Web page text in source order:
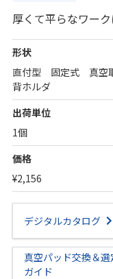
厚くて平らなワー
形状
直付型 固定式 真空
背ホルダ
出荷単位
1個
価格
¥2,156
デジタルカタログ
真空パッド交換＆選
ガイド